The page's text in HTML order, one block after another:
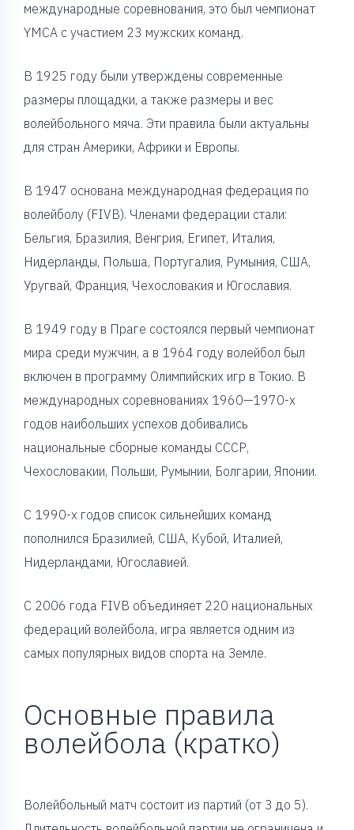
международные соревнования, это был чемпионат
YMCA с участием 23 мужских команд.
В 1925 году были утверждены современные
размеры площадки, а также размеры и вес
волейбольного мяча. Эти правила были актуальны
для стран Америки, Африки и Европы.
В 1947 основана международная федерация по
волейболу (FIVB). Членами федерации стали:
Бельгия, Бразилия, Венгрия, Египет, Италия,
Нидерланды, Польша, Португалия, Румыния, США,
Уругвай, Франция, Чехословакия и Югославия.
В 1949 году в Праге состоялся первый чемпионат
мира среди мужчин, а в 1964 году волейбол был
включен в программу Олимпийских игр в Токио. В
международных соревнованиях 1960—1970-х
годов наибольших успехов добивались
национальные сборные команды СССР,
Чехословакии, Польши, Румынии, Болгарии, Японии.
С 1990-х годов список сильнейших команд
пополнился Бразилией, США, Кубой, Италией,
Нидерландами, Югославией.
С 2006 года FIVB объединяет 220 национальных
федераций волейбола, игра является одним из
самых популярных видов спорта на Земле.
Основные правила
волейбола (кратко)
Волейбольный матч состоит из партий (от 3 до 5).